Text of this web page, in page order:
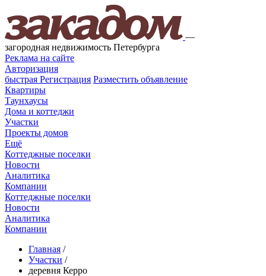
—
загородная недвижимость Петербурга
Реклама на сайте
Авторизация
быстрая Регистрация Разместить объявление
Квартиры
Таунхаусы
Дома и коттеджи
Участки
Проекты домов
Ещё
Коттеджные поселки
Новости
Аналитика
Компании
Коттеджные поселки
Новости
Аналитика
Компании
Главная /
Участки /
деревня Керро